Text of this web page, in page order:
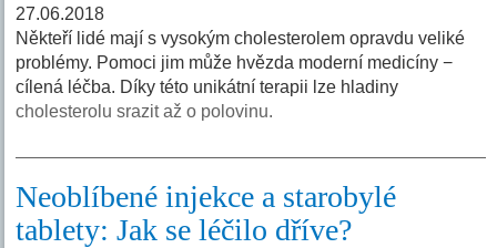
27.06.2018
Někteří lidé mají s vysokým cholesterolem opravdu veliké
problémy. Pomoci jim může hvězda moderní medicíny −
cílená léčba. Díky této unikátní terapii lze hladiny
cholesterolu srazit až o polovinu.
Neoblíbené injekce a starobylé
tablety: Jak se léčilo dříve?